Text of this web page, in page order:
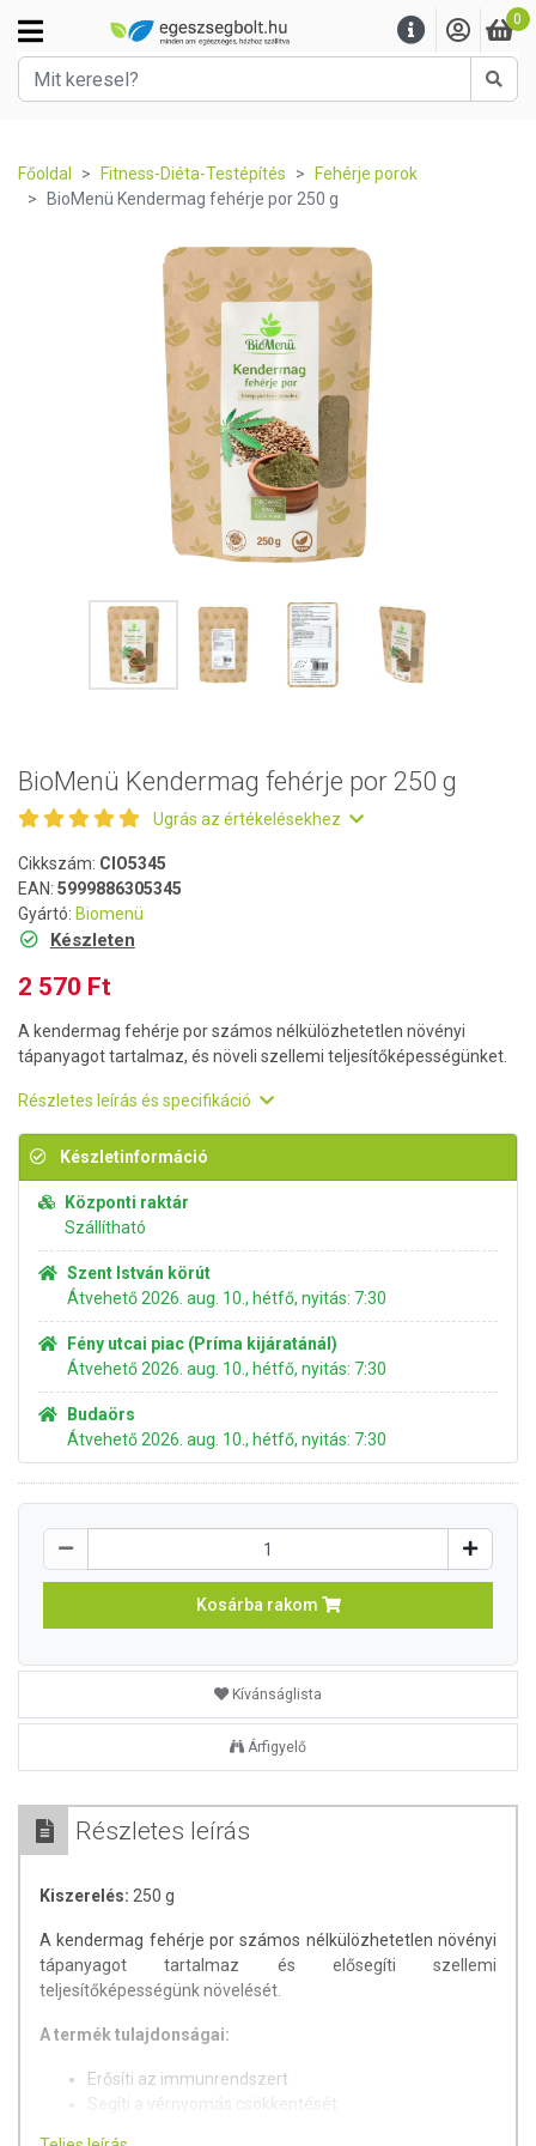
0
Főoldal Fitness-Diéta-Testépítés
Fehérje porok
BioMenü Kendermag fehérje por 250 g
BioMenü Kendermag fehérje por 250 g
Ugrás az értékelésekhez
Cikkszám: CIO5345
EAN: 5999886305345
Gyártó: Biomenü
Készleten
2 570 Ft
A kendermag fehérje por számos nélkülözhetetlen növényi
tápanyagot tartalmaz, és növeli szellemi teljesítőképességünket.
Részletes leírás és specifikáció
Készletinformáció
Központi raktár
Szállítható
Szent István körút
Átvehető 2026. aug. 10., hétfő, nyitás: 7:30
Fény utcai piac (Príma kijáratánál)
Átvehető 2026. aug. 10., hétfő, nyitás: 7:30
Budaörs
Átvehető 2026. aug. 10., hétfő, nyitás: 7:30
Kosárba rakom
Kívánságlista
Árfigyelő
Részletes leírás
Kiszerelés: 250 g
A kendermag fehérje por számos nélkülözhetetlen növényi
tápanyagot tartalmaz és elősegíti szellemi
teljesítőképességünk növelését.
A termék tulajdonságai:
Erősíti az immunrendszert
Segíti a vérnyomás csökkentését